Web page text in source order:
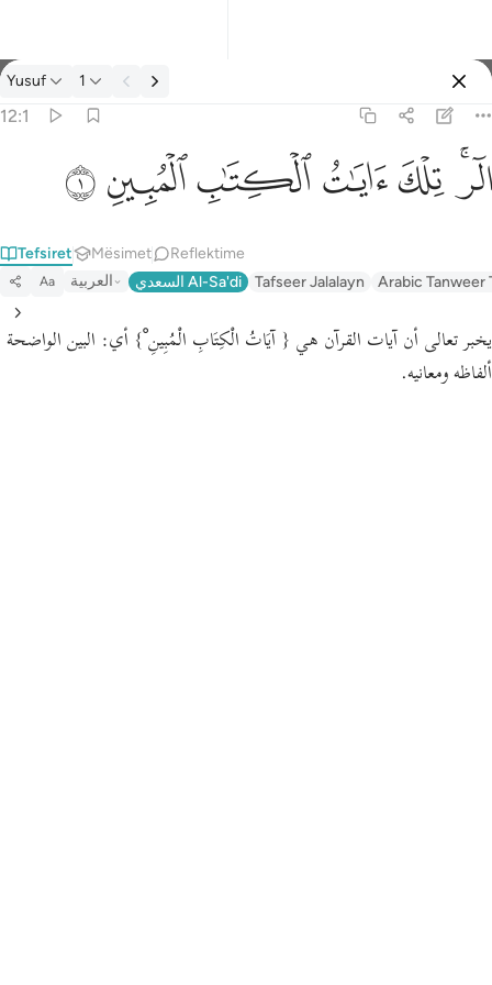
Tefsir: Yusuf 12:1
Yusuf 1
12:1
الر تلك ايات الكتاب المبين ١
الٓر ۚ تِلْكَ ءَايَـٰتُ ٱلْكِتَـٰبِ ٱلْمُبِينِ ١
ﲒﲓﲔﲕﲖﲗﲘ
Tefsiret Mësimet Reflektime
Aa العربية السعدي Al-Sa'di Tafseer Jalalayn Arabic Tanweer
يخبر تعالى أن آيات القرآن هي { آيَاتُ الْكِتَابِ الْمُبِينِ ْ} أي: البين الواضحة
ألفاظه ومعانيه.